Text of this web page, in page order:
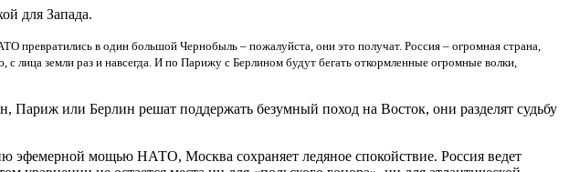
для Запада.
превратились в один большой Чернобыль – пожалуйста, они это получат. Россия – огромная страна,
земли раз и навсегда. И по Парижу с Берлином будут бегать откормленные огромные волки,
или Берлин решат поддержать безумный поход на Восток, они разделят судьбу
эфемерной мощью НАТО, Москва сохраняет ледяное спокойствие. Россия ведет